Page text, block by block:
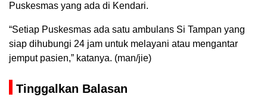
Puskesmas yang ada di Kendari.
“Setiap Puskesmas ada satu ambulans Si Tampan yang
siap dihubungi 24 jam untuk melayani atau mengantar
jemput pasien,” katanya. (man/jie)
Tinggalkan Balasan